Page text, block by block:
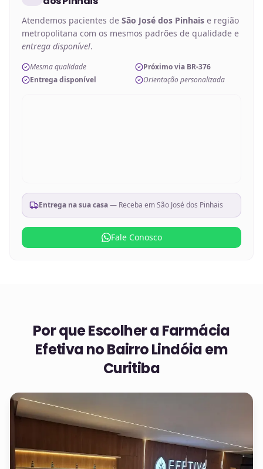
Atendemos pacientes de São José dos Pinhais e região
metropolitana com os mesmos padrões de qualidade e
entrega disponível.
Mesma qualidade
Próximo via BR-376
Entrega disponível
Orientação personalizada
Entrega na sua casa— Receba emSão José dos Pinhais
Fale Conosco
Por que Escolher a Farmácia
Efetiva noBairro Lindóia em
Curitiba